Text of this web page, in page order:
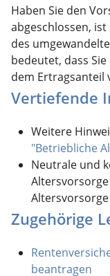
Haben Sie den
abgeschlossen,
des
bedeutet, dass
dem Ertragsanteil
Vertiefende
Weitere
"Betriebliche
Neutrale und
Altersvorsorge
Zugehörige
beantragen